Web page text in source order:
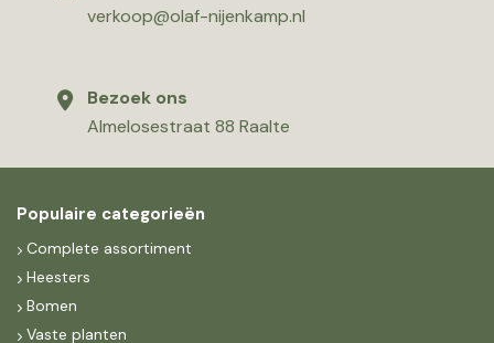
verkoop@olaf-nijenkamp.nl
Bezoek ons
Almelosestraat 88 Raalte
Populaire categorieën
Complete assortiment
Heesters
Bomen
Vaste planten